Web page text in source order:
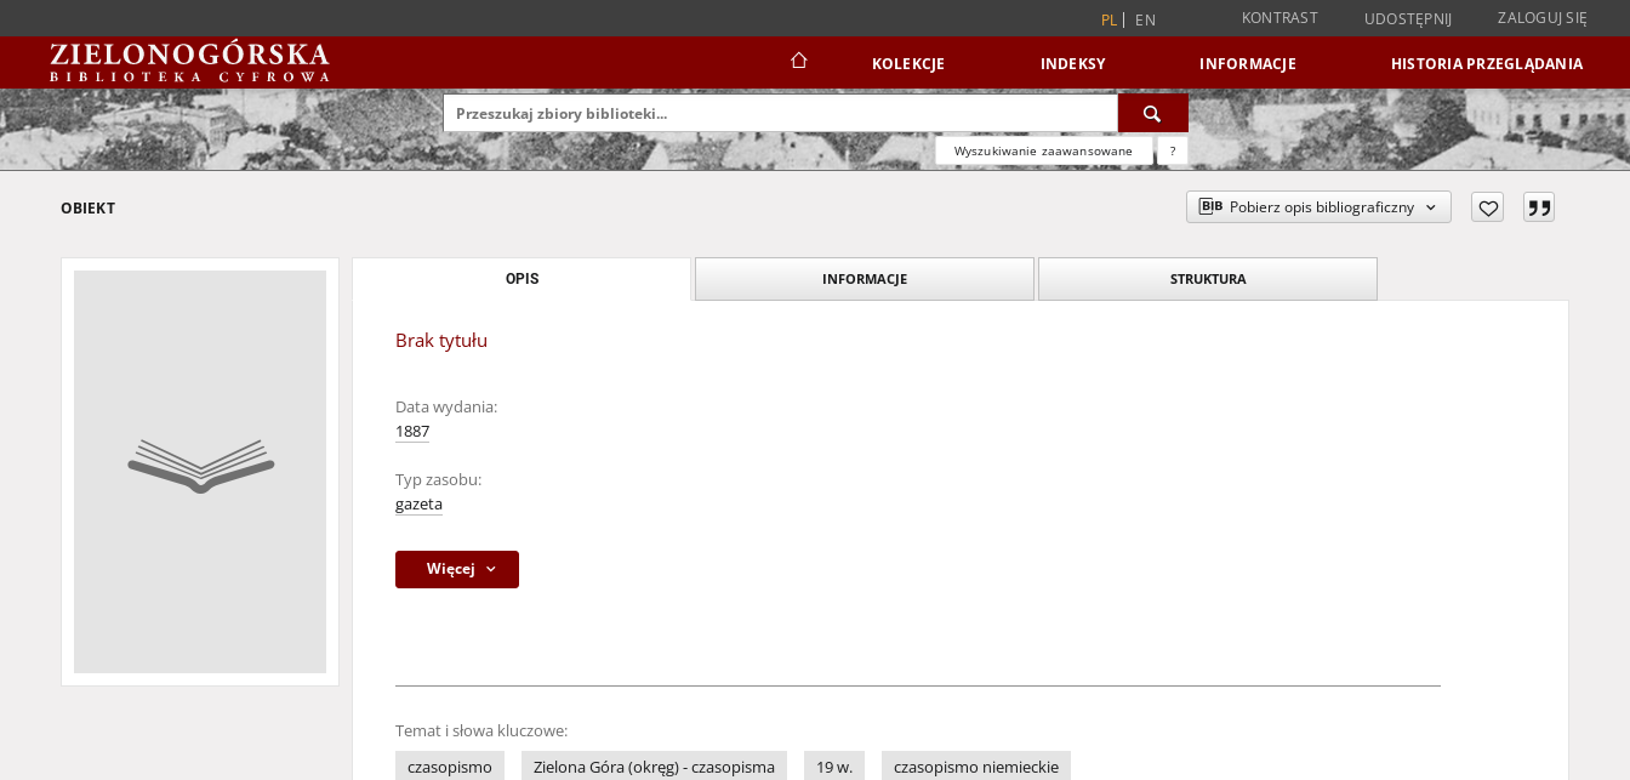
PL EN KONTRAST UDOSTĘPNIJ ZALOGUJ SIĘ
KOLEKCJE INDEKSY INFORMACJE HISTORIA PRZEGLĄDANIA
Wyszukiwanie zaawansowane ?
OBIEKT Pobierz opis bibliograficzny
OPIS INFORMACJE STRUKTURA
Brak tytułu
Data wydania:
1887
Typ zasobu:
gazeta
Więcej
Temat i słowa kluczowe:
czasopismo
Zielona Góra (okręg) - czasopisma 19 w. czasopismo niemieckie